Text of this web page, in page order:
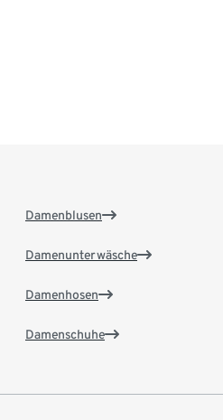
Damenblusen
Damenunterwäsche
Damenhosen
Damenschuhe